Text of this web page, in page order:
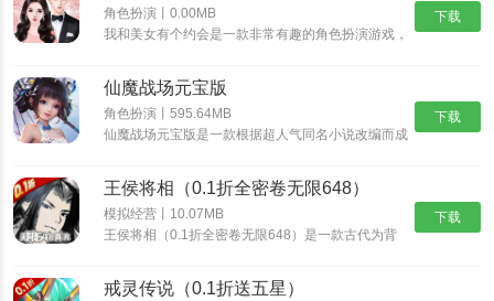
性。
下载
角色扮演丨0.00MB
我和美女有个约会是一款非常有趣的角色扮演游戏，
喜欢的角色，不断的提高自我的魅力，如果玩家对我
和美女有个约会感兴趣的话，那就快来预约体验游玩
吧！
下载
仙魔战场元宝版
角色扮演丨595.64MB
仙魔战场元宝版是一款根据超人气同名小说改编而成
世界，穿梭在神秘的仙魔大陆，沉浸式交友修炼，酣
战各路仙魔。
下载
王侯将相（0.1折全密卷无限648）
模拟经营丨10.07MB
王侯将相（0.1折全密卷无限648）是一款古代为背
能，酣畅淋漓的战斗让你热血澎湃！
戒灵传说（0.1折送五星）